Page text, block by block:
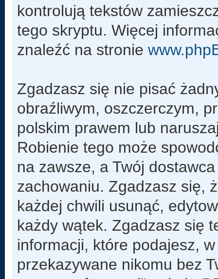
kontrolują tekstów
tego skryptu. Więcej
znaleźć na stronie
Zgadzasz się nie pisać
obraźliwym, oszczerczym,
polskim prawem lub
Robienie tego może
na zawsze, a Twój
zachowaniu. Zgadzasz się,
każdej chwili usunąć,
każdy wątek. Zgadzasz się
informacji, które podajesz,
przekazywane nikomu bez